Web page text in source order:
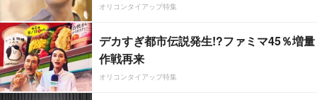
オリコンタイアップ特集
デカすぎ都市伝説発生!?ファミマ45％増量
作戦再来
オリコンタイアップ特集